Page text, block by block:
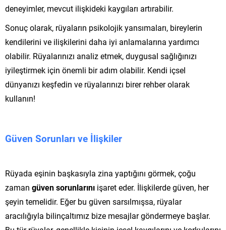
deneyimler, mevcut ilişkideki kaygıları artırabilir.
Sonuç olarak, rüyaların psikolojik yansımaları, bireylerin
kendilerini ve ilişkilerini daha iyi anlamalarına yardımcı
olabilir. Rüyalarınızı analiz etmek, duygusal sağlığınızı
iyileştirmek için önemli bir adım olabilir. Kendi içsel
dünyanızı keşfedin ve rüyalarınızı birer rehber olarak
kullanın!
Güven Sorunları ve İlişkiler
Rüyada eşinin başkasıyla zina yaptığını görmek, çoğu
zaman güven sorunlarını işaret eder. İlişkilerde güven, her
şeyin temelidir. Eğer bu güven sarsılmışsa, rüyalar
aracılığıyla bilinçaltımız bize mesajlar göndermeye başlar.